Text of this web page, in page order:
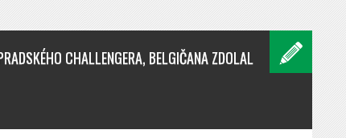
CHALLENGERA, BELGIČANA ZDOLAL